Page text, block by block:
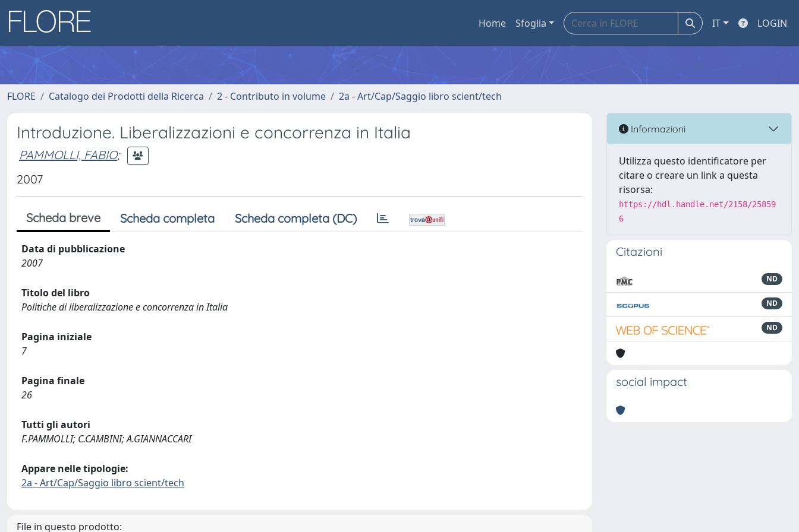
Home Sfoglia IT LOGIN
FLORE Catalogo dei Prodotti della Ricerca 2 - Contributo in volume 2a - Art/Cap/Saggio libro scient/tech
Introduzione. Liberalizzazioni e concorrenza in Italia
PAMMOLLI, FABIO;
2007
Scheda breve Scheda completa Scheda completa (DC)
Data di pubblicazione
2007
Titolo del libro
Politiche di liberalizzazione e concorrenza in Italia
Pagina iniziale
7
Pagina finale
26
Tutti gli autori
F.PAMMOLLI; C.CAMBINI; A.GIANNACCARI
Appare nelle tipologie:
2a - Art/Cap/Saggio libro scient/tech
File in questo prodotto:
Informazioni
Utilizza questo identificatore per
citare o creare un link a questa
risorsa:
https://hdl.handle.net/2158/25859
6
Citazioni
ND
ND
ND
social impact